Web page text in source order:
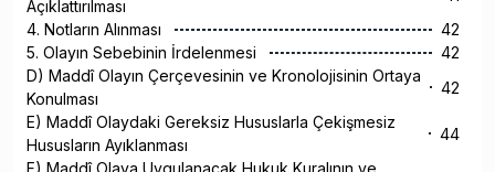
Açıklattırılması
4. Notların Alınması
42
5. Olayın Sebebinin İrdelenmesi
42
D) Maddî Olayın Çerçevesinin ve Kronolojisinin Ortaya
Konulması
42
E) Maddî Olaydaki Gereksiz Hususlarla Çekişmesiz
Hususların Ayıklanması
44